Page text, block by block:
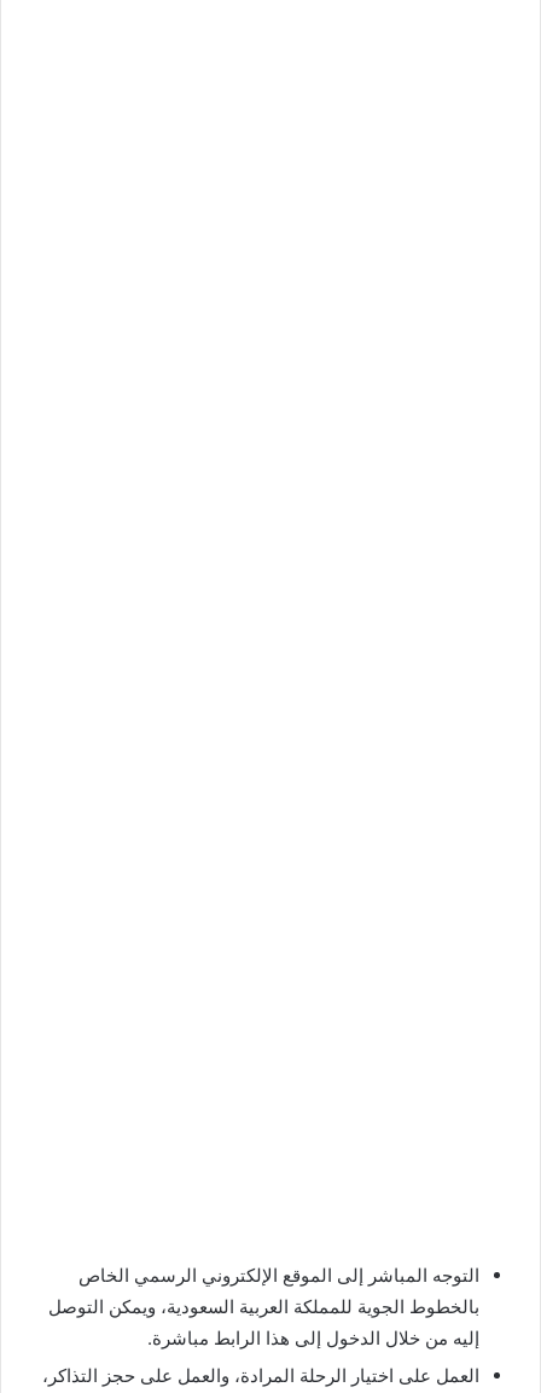
التوجه المباشر إلى الموقع الإلكتروني الرسمي الخاص
بالخطوط الجوية للمملكة العربية السعودية، ويمكن التوصل
إليه من خلال الدخول إلى هذا الرابط مباشرة.
العمل على اختيار الرحلة المرادة، والعمل على حجز التذاكر،